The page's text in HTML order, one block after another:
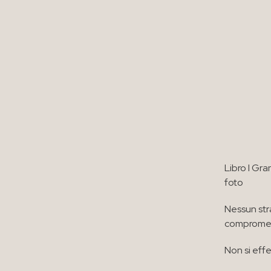
Libro I
foto
Nessun
Non si